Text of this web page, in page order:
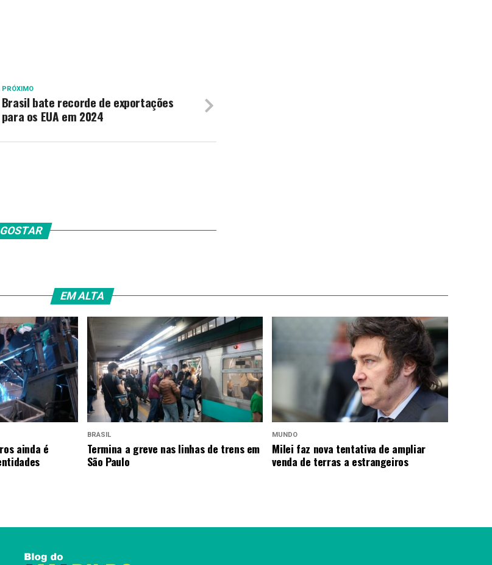
PRÓXIMO
Brasil bate recorde de exportações
para os EUA em 2024
EM ALTA
ainda é
BRASIL
Termina a greve nas linhas de trens em
São Paulo
MUNDO
Milei faz nova tentativa de ampliar
venda de terras a estrangeiros